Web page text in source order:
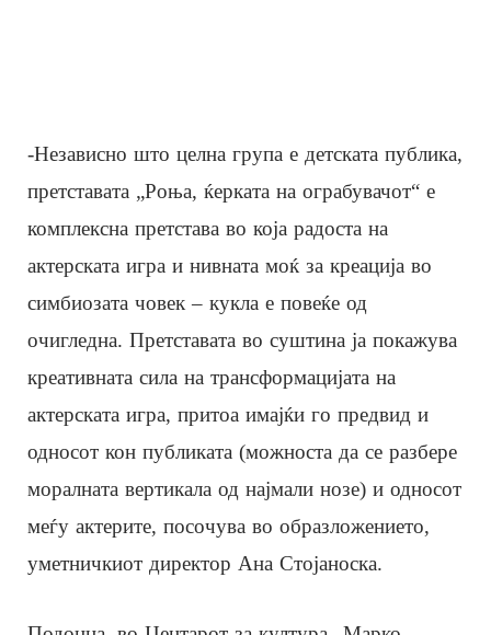
-Независно што целна група е детската публика,
претставата „Роња, ќерката на ограбувачот“ е
комплексна претстава во која радоста на
актерската игра и нивната моќ за креација во
симбиозата човек – кукла е повеќе од
очигледна. Претставата во суштина ја покажува
креативната сила на трансформацијата на
актерската игра, притоа имајќи го предвид и
односот кон публиката (можноста да се разбере
моралната вертикала од најмали нозе) и односот
меѓу актерите, посочува во образложението,
уметничкиот директор Ана Стојаноска.